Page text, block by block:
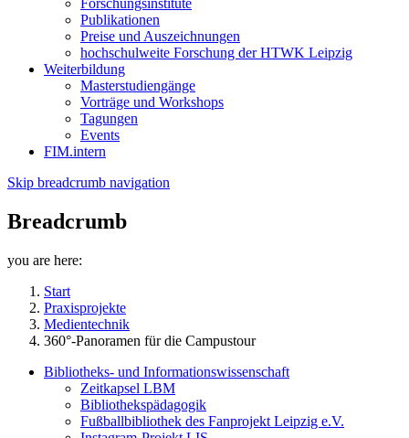
Forschungsinstitute
Publikationen
Preise und Auszeichnungen
hochschulweite Forschung der HTWK Leipzig
Weiterbildung
Masterstudiengänge
Vorträge und Workshops
Tagungen
Events
FIM.intern
Skip breadcrumb navigation
Breadcrumb
you are here:
Start
Praxisprojekte
Medientechnik
360°-Panoramen für die Campustour
Bibliotheks- und Informationswissenschaft
Zeitkapsel LBM
Bibliothekspädagogik
Fußballbibliothek des Fanprojekt Leipzig e.V.